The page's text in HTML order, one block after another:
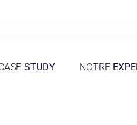
STUDY NOTRE